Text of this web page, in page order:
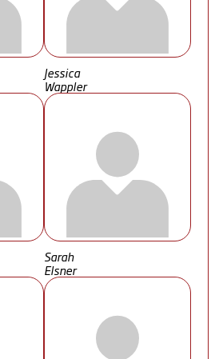
Jessica
Wappler
Sarah
Elsner